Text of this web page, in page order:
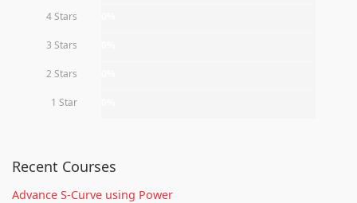
4 Stars
3 Stars
2 Stars
1 Star
Recent Courses
Advance S-Curve using Power